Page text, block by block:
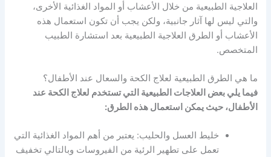
العلاجية الطبيعية من خلال الأعشاب أو المواد الغذائية الأخرى،
والتي ليس لها آثار جانبية، ولكن يجب أن تكون استعمال هذه
الأعشاب أو الطرق العلاجية الطبيعية بعد استشارة الطبيب
المتخصص.
ما هي الطرق الطبيعية لعلاج الكحة والسعال عند الأطفال؟
فيما يلي بعض العلاجات الطبيعية التي تستخدم لعلاج الكحة عند
الأطفال، حيث يمكن استعمال هذه الطرق:
خليط العسل والحليب: يعتبر من أهم المواد الغذائية التي
تعمل على تطهير الرئية من الفيروسات وبالتالي تخفيف